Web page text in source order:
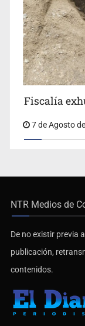
Fiscalía
7 de Agosto
NTR Medios de
De no existir previa
publicación,
contenidos.